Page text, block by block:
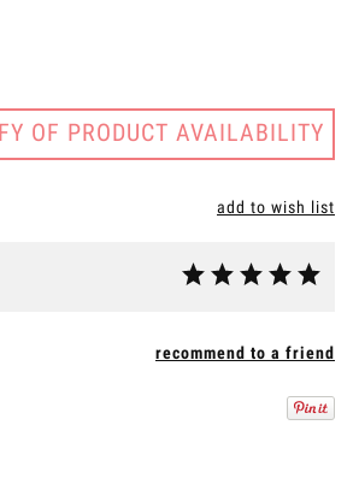
OF PRODUCT AVAILABILITY
add to wish list
recommend to a friend